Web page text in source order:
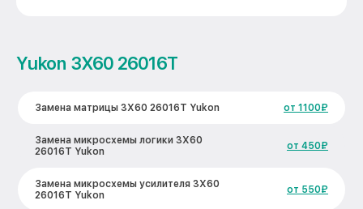
Yukon 3Х60 26016Т
Замена матрицы 3Х60 26016Т Yukon от 1100₽
Замена микросхемы логики 3Х60
26016Т Yukon
от 450₽
Замена микросхемы усилителя 3Х60
26016Т Yukon
от 550₽